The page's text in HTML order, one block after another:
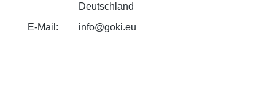
Deutschland
E-Mail:
info@goki.eu